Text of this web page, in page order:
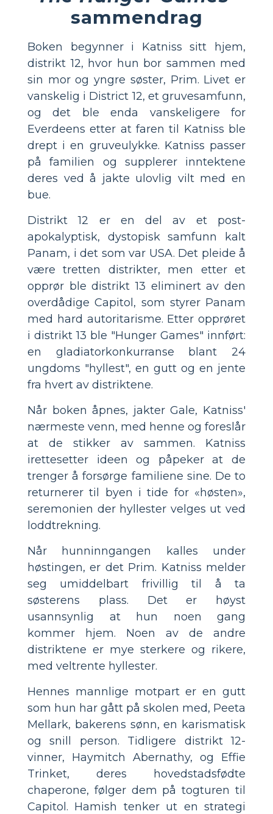
sammendrag
Boken begynner i Katniss sitt hjem,
distrikt 12, hvor hun bor sammen med
sin mor og yngre søster, Prim. Livet er
vanskelig i District 12, et gruvesamfunn,
og det ble enda vanskeligere for
Everdeens etter at faren til Katniss ble
drept i en gruveulykke. Katniss passer
på familien og supplerer inntektene
deres ved å jakte ulovlig vilt med en
bue.
Distrikt 12 er en del av et post-
apokalyptisk, dystopisk samfunn kalt
Panam, i det som var USA. Det pleide å
være tretten distrikter, men etter et
opprør ble distrikt 13 eliminert av den
overdådige Capitol, som styrer Panam
med hard autoritarisme. Etter opprøret
i distrikt 13 ble "Hunger Games" innført:
en gladiatorkonkurranse blant 24
ungdoms "hyllest", en gutt og en jente
fra hvert av distriktene.
Når boken åpnes, jakter Gale, Katniss'
nærmeste venn, med henne og foreslår
at de stikker av sammen. Katniss
irettesetter ideen og påpeker at de
trenger å forsørge familiene sine. De to
returnerer til byen i tide for «høsten»,
seremonien der hyllester velges ut ved
loddtrekning.
Når hunninngangen kalles under
høstingen, er det Prim. Katniss melder
seg umiddelbart frivillig til å ta
søsterens plass. Det er høyst
usannsynlig at hun noen gang
kommer hjem. Noen av de andre
distriktene er mye sterkere og rikere,
med veltrente hyllester.
Hennes mannlige motpart er en gutt
som hun har gått på skolen med, Peeta
Mellark, bakerens sønn, en karismatisk
og snill person. Tidligere distrikt 12-
vinner, Haymitch Abernathy, og Effie
Trinket, deres hovedstadsfødte
chaperone, følger dem på togturen til
Capitol. Hamish tenker ut en strategi